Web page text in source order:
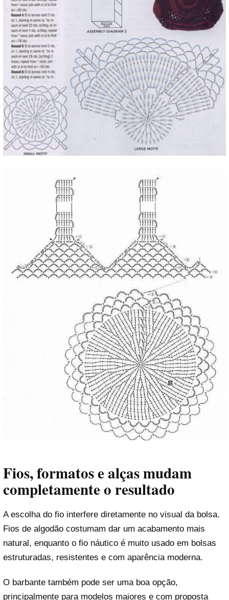
Fios, formatos e alças mudam
completamente o resultado
A escolha do fio interfere diretamente no visual da bolsa.
Fios de algodão costumam dar um acabamento mais
natural, enquanto o fio náutico é muito usado em bolsas
estruturadas, resistentes e com aparência moderna.
O barbante também pode ser uma boa opção,
principalmente para modelos maiores e com proposta